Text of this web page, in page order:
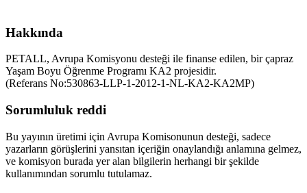
Hakkında
PETALL, Avrupa Komisyonu desteği ile finanse edilen, bir çapraz
Yaşam Boyu Öğrenme Programı KA2 projesidir.
(Referans No:530863-LLP-1-2012-1-NL-KA2-KA2MP)
Sorumluluk reddi
Bu yayının üretimi için Avrupa Komisonunun desteği, sadece
yazarların görüşlerini yansıtan içeriğin onaylandığı anlamına gelmez,
ve komisyon burada yer alan bilgilerin herhangi bir şekilde
kullanımından sorumlu tutulamaz.